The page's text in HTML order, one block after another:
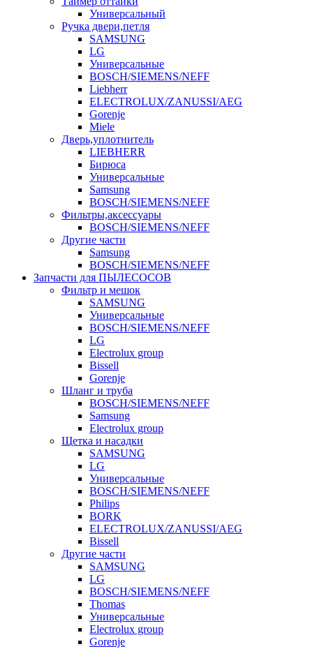
Универсальный
Ручка двери,петля
SAMSUNG
LG
Универсальные
BOSCH/SIEMENS/NEFF
Liebherr
ELECTROLUX/ZANUSSI/AEG
Gorenje
Miele
Дверь,уплотнитель
LIEBHERR
Бирюса
Универсальные
Samsung
BOSCH/SIEMENS/NEFF
Фильтры,аксессуары
BOSCH/SIEMENS/NEFF
Другие части
Samsung
BOSCH/SIEMENS/NEFF
Запчасти для ПЫЛЕСОСОВ
Фильтр и мешок
SAMSUNG
Универсальные
BOSCH/SIEMENS/NEFF
LG
Electrolux group
Bissell
Gorenje
Шланг и труба
BOSCH/SIEMENS/NEFF
Samsung
Electrolux group
Щетка и насадки
SAMSUNG
LG
Универсальные
BOSCH/SIEMENS/NEFF
Philips
BORK
ELECTROLUX/ZANUSSI/AEG
Bissell
Другие части
SAMSUNG
LG
BOSCH/SIEMENS/NEFF
Thomas
Универсальные
Electrolux group
Gorenje